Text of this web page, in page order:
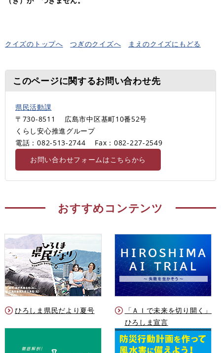
クイズのトップへ つぎのクイズへ まえのクイズにもどる
このページに関するお問い合わせ先
県民活動課
〒730-8511
広島市中区基町10番52号
くらし安心推進グループ
電話：082-513-2744
Fax：082-227-2549
お問い合わせフォームはこちらから
おすすめコンテンツ
ひろしま県民だより夏号
「ＡＩで未来を切り開く」
ひろしま宣言